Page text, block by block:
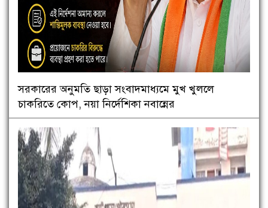
সরকারের অনুমতি ছাড়া সংবাদমাধ্যমে মুখ খুললে
চাকরিতে কোপ, নয়া নির্দেশিকা নবান্নের